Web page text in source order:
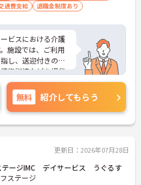
通費支給 退職金制度あり
ビスにおける介護
施設では、ご利用
し、送迎付きの入
能訓練などを提供
ライベートを大切
また、マイカー通
せん。
イントなど、さら
無料 紹介してもらう
更新日：2026年07月28日
テージIMC デイサービス うぐるす
ステージ